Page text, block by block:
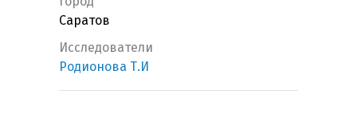
Саратов
Исследователи
Родионова Т.И